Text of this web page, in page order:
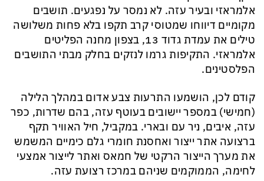
אלמראזי ובעיר עזה. לא נמסר על נפגעים. תושבים
מקומיים דיווחו שמטוסי קרב תקפו בלא פחות משלושה
טילים את עמדת גדוד 13, בצפון מחנה הפליטים
אלמראזי. התקיפות גרמו לנזקים בחלק מבתי התושבים
הפלסטינים.
קודם לכן, הושמעו התרעות צבע אדום במהלך הלילה
(חמישי) במספר יישובים בעוטף עזה, בהם שדרות, כפר
עזה, איבים, ניר עם ובארי. במקביל, חיל האוויר תקף
ברצועה אתר ייצור ואחסנת חומרי גלם כימיים המשמש
את מערך הייצור הרקטי של חמאס ואתר לייצור אמצעי
לחימה, הממוקמים שניהם במרכז רצועת עזה.